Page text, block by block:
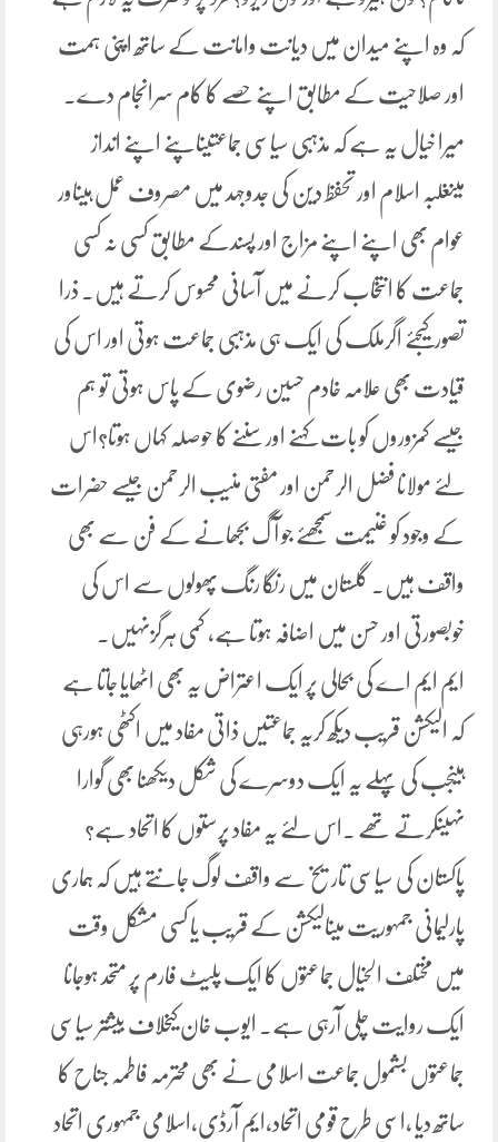
کہ وہ اپنے میدان میں دیانت وامانت کے ساتھ اپنی ہمت
اور صلاحیت کے مطابق اپنے حصے کا کام سرانجام دے۔
میرا خیال یہ ہے کہ مذہبی سیاسی جماعتیںاپنے اپنے انداز
میںغلبہ اسلام اور تحفظ دین کی جدوجہد میں مصروف عمل ہیںاور
عوام بھی اپنے اپنے مزاج اور پسندکے مطابق کسی نہ کسی
جماعت کا انتخاب کرنے میں آسانی محسوس کرتے ہیں۔ ذرا
تصور کیجئے اگرملک کی ایک ہی مذہبی جماعت ہوتی اور اس کی
قیادت بھی علامہ خادم حسین رضوی کے پاس ہوتی تو ہم
جیسے کمزوروں کو بات کہنے اور سننے کا حوصلہ کہاں ہوتا؟اس
لئے مولانا فضل الرحمن اور مفتی منیب الرحمن جیسے حضرات
کے وجود کو غنیمت سمجھئے جو آ گ بجھانے کے فن سے بھی
واقف ہیں۔ گلستان میں رنگا رنگ پھولوں سے اس کی
خوبصورتی اور حسن میں اضافہ ہوتا ہے، کمی ہرگزنہیں۔
ایم ایم اے کی بحالی پر ایک اعتراض یہ بھی اٹھایا جاتا ہے
کہ الیکشن قریب دیکھ کریہ جماعتیں ذاتی مفاد میں اکٹھی ہورہی
ہیںجب کی پہلے یہ ایک دوسرے کی شکل دیکھنا بھی گوارا
نہیںکرتے تھے ۔اس لئے یہ مفاد پرستوں کا اتحاد ہے؟
پاکستان کی سیاسی تاریخ سے واقف لوگ جانتے ہیں کہ ہماری
پارلیمانی جمہوریت میںالیکشن کے قریب یا کسی مشکل وقت
میں مختلف الخیال جماعتوں کا ایک پلیٹ فارم پر متحد ہوجانا
ایک روایت چلی آرہی ہے۔ ایوب خان کیخلاف بیشتر سیاسی
جماعتوں بشمول جماعت اسلامی نے بھی محترمہ فاطمہ جناح کا
ساتھ دیا ،اسی طرح قومی اتحاد،ایم آرڈی،اسلامی جمہوری اتحاد